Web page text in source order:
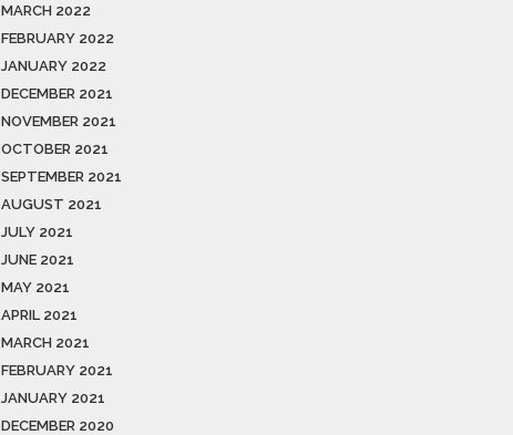
MARCH 2022
FEBRUARY 2022
JANUARY 2022
DECEMBER 2021
NOVEMBER 2021
OCTOBER 2021
SEPTEMBER 2021
AUGUST 2021
JULY 2021
JUNE 2021
MAY 2021
APRIL 2021
MARCH 2021
FEBRUARY 2021
JANUARY 2021
DECEMBER 2020